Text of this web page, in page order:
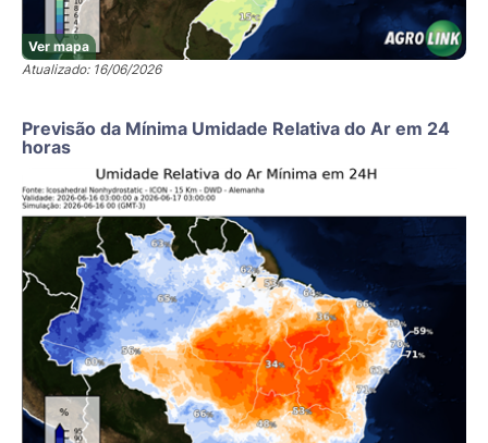
Ver mapa
Atualizado: 16/06/2026
Previsão da Mínima Umidade Relativa do Ar em 24
horas